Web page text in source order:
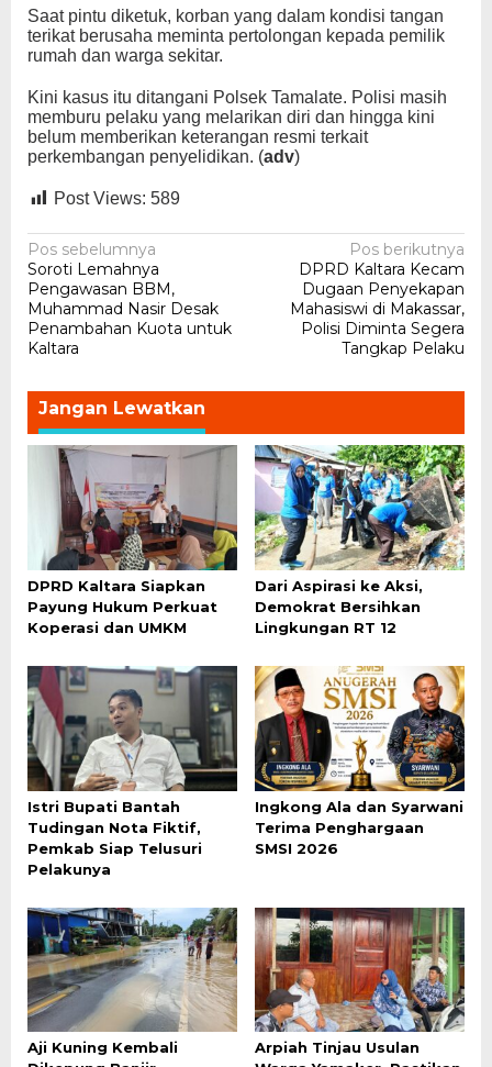
Saat pintu diketuk, korban yang dalam kondisi tangan
terikat berusaha meminta pertolongan kepada pemilik
rumah dan warga sekitar.
Kini kasus itu ditangani Polsek Tamalate. Polisi masih
memburu pelaku yang melarikan diri dan hingga kini
belum memberikan keterangan resmi terkait
perkembangan penyelidikan. (adv)
Post Views: 589
Navigasi
pos
Pos sebelumnya
Soroti Lemahnya
Pengawasan BBM,
Muhammad Nasir Desak
Penambahan Kuota untuk
Kaltara
Pos berikutnya
DPRD Kaltara Kecam
Dugaan Penyekapan
Mahasiswi di Makassar,
Polisi Diminta Segera
Tangkap Pelaku
Jangan Lewatkan
DPRD Kaltara Siapkan
Payung Hukum Perkuat
Koperasi dan UMKM
Dari Aspirasi ke Aksi,
Demokrat Bersihkan
Lingkungan RT 12
Istri Bupati Bantah
Tudingan Nota Fiktif,
Pemkab Siap Telusuri
Pelakunya
Ingkong Ala dan Syarwani
Terima Penghargaan
SMSI 2026
Aji Kuning Kembali
Arpiah Tinjau Usulan